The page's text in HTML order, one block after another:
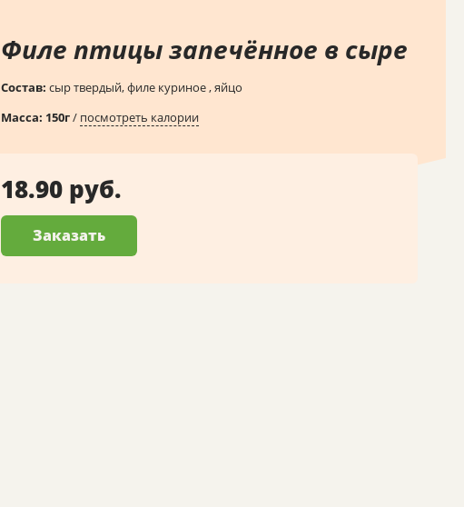
Филе птицы запечённое в сыре
Состав: сыр твердый, филе куриное , яйцо
Масса: 150г/ посмотреть калории
18.90 руб.
Заказать